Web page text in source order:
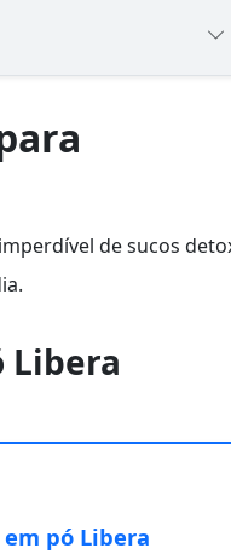
de sucos
Libera
em pó Libera